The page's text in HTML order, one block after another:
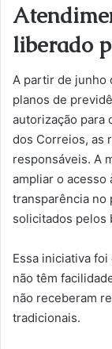
liberado
A partir de junho
planos de
autorização para
dos Correios, as
responsáveis. A
ampliar o acesso
transparência no
solicitados pelos
Essa iniciativa
não têm
não receberam
tradicionais.